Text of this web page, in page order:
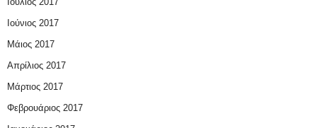
Ιούνιος 2017
Μάιος 2017
Απρίλιος 2017
Μάρτιος 2017
Φεβρουάριος 2017